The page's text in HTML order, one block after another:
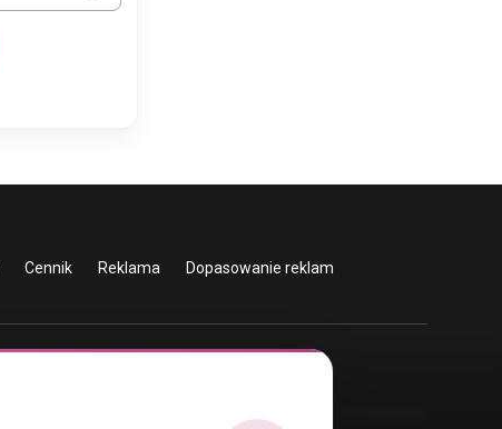
Cennik Reklama Dopasowanie reklam